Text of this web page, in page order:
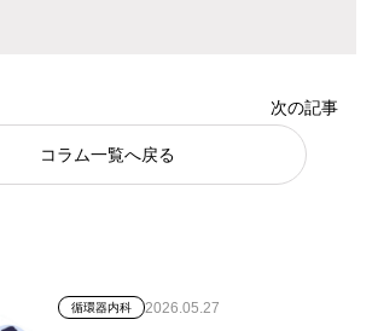
次の記事
コラム一覧へ戻る
循環器内科 2026.05.27